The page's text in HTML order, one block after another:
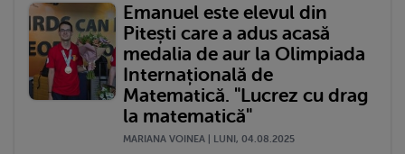
Emanuel este elevul din
Pitești care a adus acasă
medalia de aur la Olimpiada
Internațională de
Matematică. "Lucrez cu drag
la matematică"
MARIANA VOINEA | LUNI, 04.08.2025